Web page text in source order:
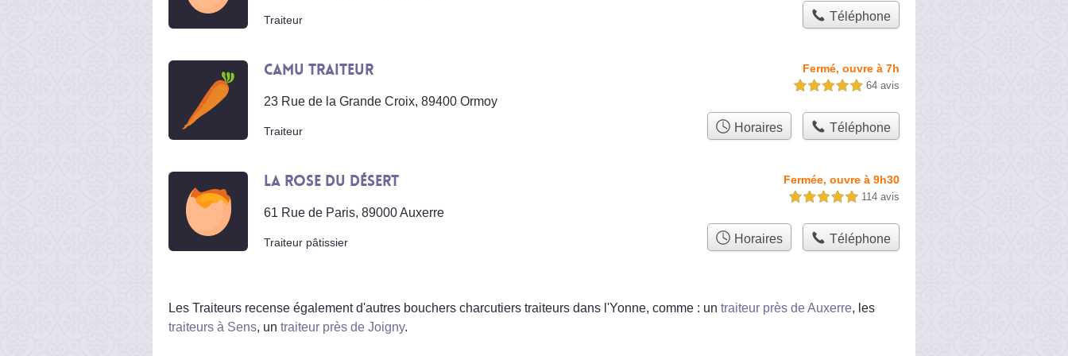
Traiteur Téléphone
Camu Traiteur
23 Rue de la Grande Croix, 89400 Ormoy
Fermé, ouvre à 7h
5,0 étoiles sur 5 64 avis
Traiteur Horaires Téléphone
La Rose du Désert
61 Rue de Paris, 89000 Auxerre
Fermée, ouvre à 9h30
5,0 étoiles sur 5 114 avis
Traiteur pâtissier Horaires Téléphone
Les Traiteurs recense également d'autres bouchers charcutiers traiteurs dans l'Yonne, comme : un traiteur près de Auxerre, les
traiteurs à Sens, un traiteur près de Joigny.